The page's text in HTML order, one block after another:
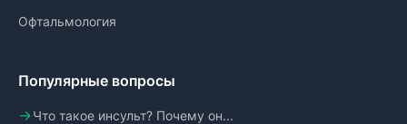
Офтальмология
Популярные вопросы
Что такое инсульт? Почему он...